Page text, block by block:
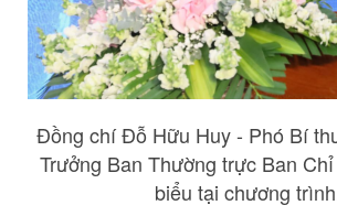
Đồng chí Đỗ Hữu Huy - Phó Bí
Trưởng Ban Thường trực Ban
biểu tại chương